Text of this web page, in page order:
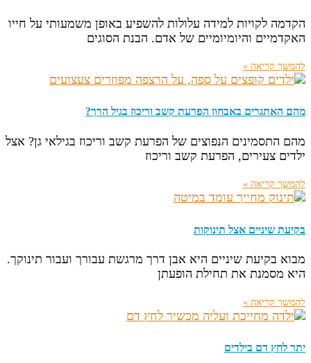
הקדמה לקויות למידה עלולות להשפיע באופן משמעותי על חייו
האקדמיים והיומיומיים של אדם. הבנת הסוגים
להמשך קריאה »
מהם האתגרים באבחון הפרעת קשב וריכוז בגיל הרך?
מהם התסמינים הנפוצים של הפרעת קשב וריכוז בגילאי גן? אצל
ילדים צעירים, הפרעת קשב וריכוז
להמשך קריאה »
בקיעת שיניים אצל תינוקות
מבוא בקיעת שיניים היא אבן דרך מרגשת עבורך ועבור תינוקך.
היא מסמנת את תחילת הופעתן
להמשך קריאה »
יתר לחץ דם בילדים